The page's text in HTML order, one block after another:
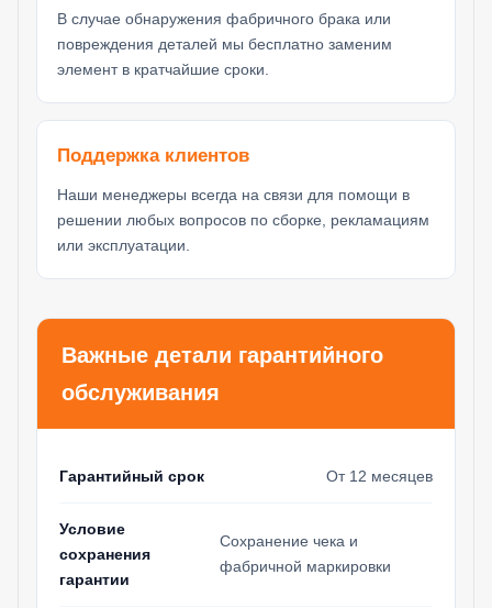
В случае обнаружения фабричного брака или
повреждения деталей мы бесплатно заменим
элемент в кратчайшие сроки.
Поддержка клиентов
Наши менеджеры всегда на связи для помощи в
решении любых вопросов по сборке, рекламациям
или эксплуатации.
Важные детали гарантийного
обслуживания
Гарантийный срок От 12 месяцев
Условие
сохранения
гарантии
Сохранение чека и
фабричной маркировки